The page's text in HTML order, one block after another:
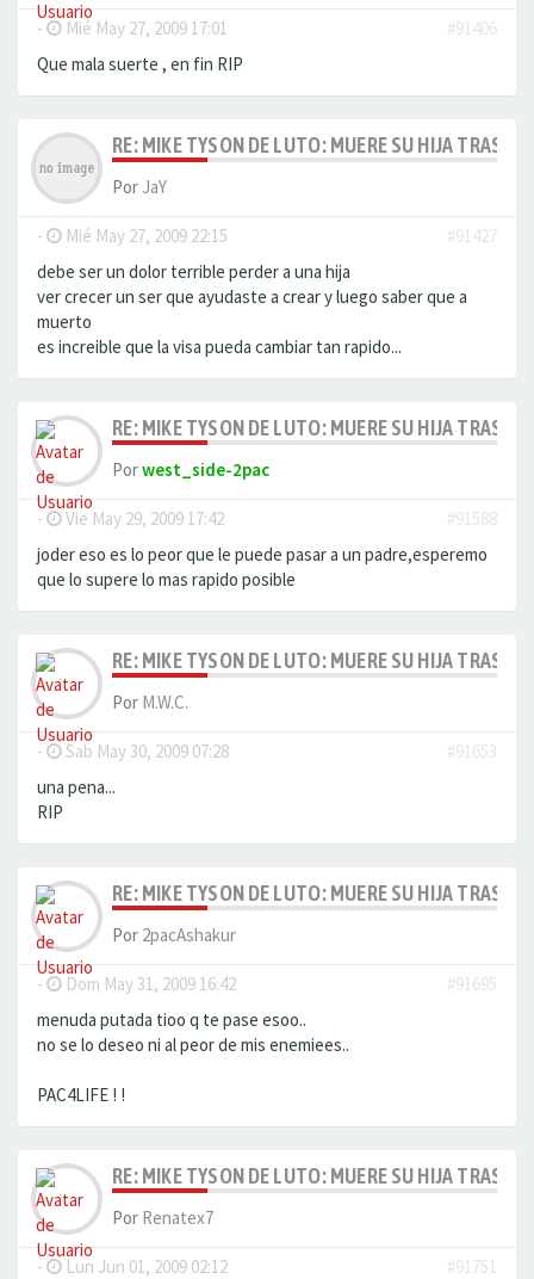
- Mié May 27, 2009 17:01
#91406
Que mala suerte , en fin RIP
RE: MIKE TYSON DE LUTO: MUERE SU HIJA TRAS
Por JaY
- Mié May 27, 2009 22:15
#91427
debe ser un dolor terrible perder a una hija
ver crecer un ser que ayudaste a crear y luego saber que a
muerto
es increible que la visa pueda cambiar tan rapido...
RE: MIKE TYSON DE LUTO: MUERE SU HIJA TRAS
Porwest_side-2pac
- Vie May 29, 2009 17:42
#91588
joder eso es lo peor que le puede pasar a un padre,esperemo
que lo supere lo mas rapido posible
RE: MIKE TYSON DE LUTO: MUERE SU HIJA TRAS
Por M.W.C.
- Sab May 30, 2009 07:28
#91653
una pena...
RIP
RE: MIKE TYSON DE LUTO: MUERE SU HIJA TRAS
Por 2pacAshakur
- Dom May 31, 2009 16:42
#91695
menuda putada tioo q te pase esoo..
no se lo deseo ni al peor de mis enemiees..
PAC4LIFE ! !
RE: MIKE TYSON DE LUTO: MUERE SU HIJA TRAS
Por Renatex7
- Lun Jun 01, 2009 02:12
#91751